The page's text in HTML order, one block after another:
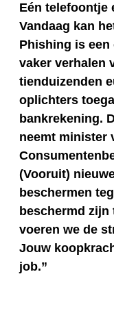
Eén telefoontje
Vandaag kan
Phishing is een
vaker verhalen
tienduizenden
oplichters
bankrekening.
neemt minister
(Vooruit)
beschermen
beschermd zijn
voeren we de
Jouw
job.”